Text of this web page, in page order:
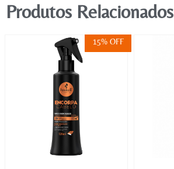
Produtos Relacionados
15% OFF